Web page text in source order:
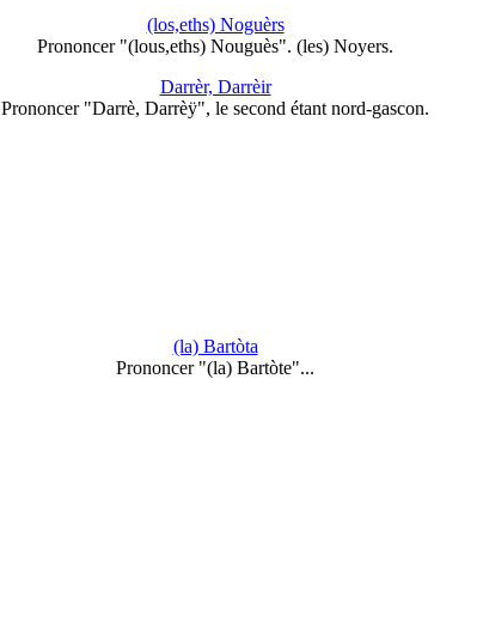
(los,eths) Noguèrs
Prononcer "(lous,eths) Nouguès". (les) Noyers.
Darrèr, Darrèir
Prononcer "Darrè, Darrèÿ", le second étant nord-gascon.
(la) Bartòta
Prononcer "(la) Bartòte"...